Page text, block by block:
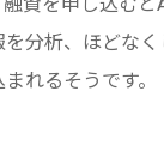
分析、ほどな
れるそうです。